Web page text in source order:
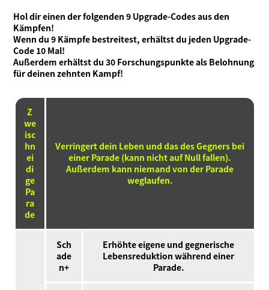
Language
Hol dir einen der folgenden 9 Upgrade-Codes aus den
Kämpfen!
Wenn du 9 Kämpfe bestreitest, erhältst du jeden Upgrade-
Code 10 Mal!
Außerdem erhältst du 30 Forschungspunkte als Belohnung
für deinen zehnten Kampf!
Z
we
isc
hn
ei
di
ge
Pa
ra
de
Verringert dein Leben und das des Gegners bei
einer Parade (kann nicht auf Null fallen).
Außerdem kann niemand von der Parade
weglaufen.
Sch
ade
n+
Erhöhte eigene und gegnerische
Lebensreduktion während einer
Parade.